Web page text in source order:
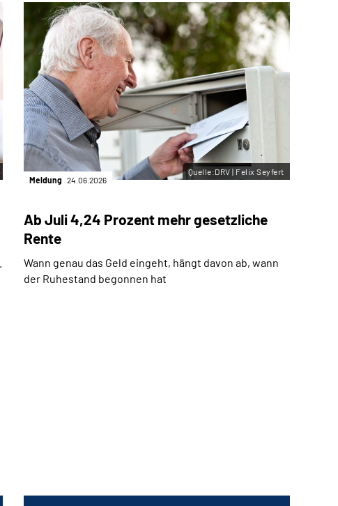
Meldung 24.06.2026
Ab Juli 4,24 Prozent mehr gesetzliche
Rente
Wann genau das Geld eingeht, hängt davon ab, wann
der Ruhestand begonnen hat
Quelle:DRV | Felix Seyfert